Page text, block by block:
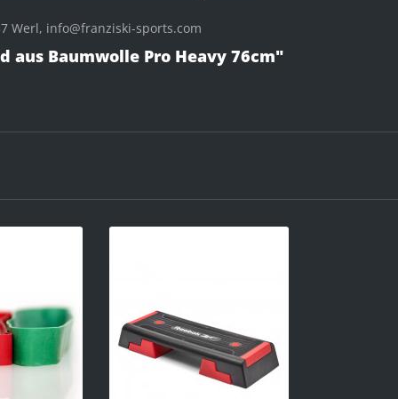
Werl, info@franziski-sports.com
aus Baumwolle Pro Heavy 76cm"